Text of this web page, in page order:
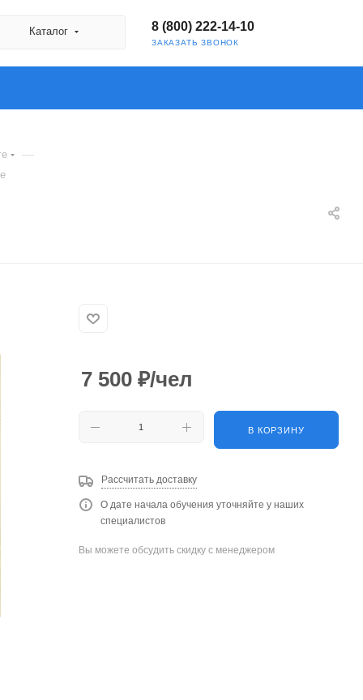
Каталог 8 (800) 222-14-10
ЗАКАЗАТЬ ЗВОНОК
—
7 500 ₽/чел
В КОРЗИНУ
Рассчитать доставку
О дате начала обучения уточняйте у наших
специалистов
Вы можете обсудить скидку с менеджером